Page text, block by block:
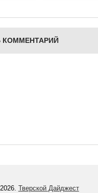
КОММЕНТАРИЙ
Тверской Дайджест